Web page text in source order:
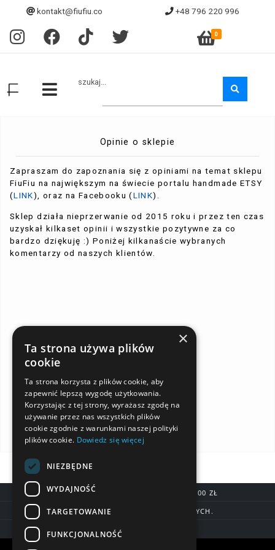
kontakt@fiufiu.co +48 796 220 996
0
szukaj...
Opinie o sklepie
Zapraszam do zapoznania się z opiniami na temat sklepu
FiuFiu na największym na świecie portalu handmade ETSY
(LINK), oraz na Facebooku (LINK).
Sklep działa nieprzerwanie od 2015 roku i przez ten czas
uzyskał kilkaset opinii i wszystkie pozytywne za co
bardzo dziękuję :) Poniżej kilkanaście wybranych
komentarzy od naszych klientów.
DARMOWA DOSTAWA OD 200,00 ZŁ
DOSTAWA DO 7 DNI ROBOCZYCH.
BLIK, SZYBKIE PRZELEWY
×
Ta strona używa plików
cookie
Ta strona korzysta z plików cookie, aby
zapewnić lepszą wygodę użytkowania.
Korzystając z tej strony, wyrażasz zgodę na
używanie przez nas wszystkich plików
cookie zgodnie z warunkami naszej polityki
plików cookie. Dowiedz się więcej
NIEZBĘDNE
WYDAJNOŚĆ
TARGETOWANIE
FUNKCJONALNOŚĆ